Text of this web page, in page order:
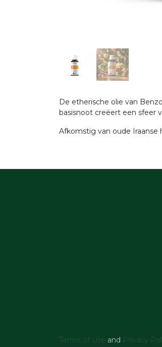
De etherische olie van
basisnoot creëert een sfeer
Afkomstig van oude
Terms of Use and Privacy